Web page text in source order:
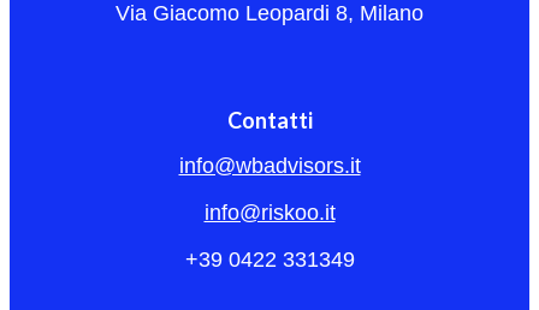
Via Giacomo Leopardi 8, Milano
Contatti
info@wbadvisors.it
info@riskoo.it
+39 0422 331349